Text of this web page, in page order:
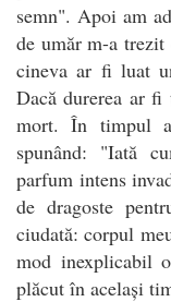
semn". Apoi am
de umăr m-a
cineva ar fi luat
Dacă durerea ar
mort. În timpul
spunând: "Iată
parfum intens
de dragoste
ciudată: corpul
mod inexplicabil
plăcut în același